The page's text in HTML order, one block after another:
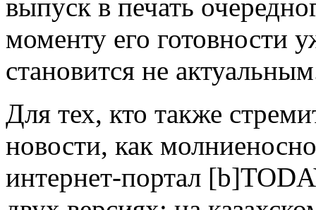
выпуск в печать
моменту его готовности
становится не
Для тех, кто также
новости, как
интернет-портал